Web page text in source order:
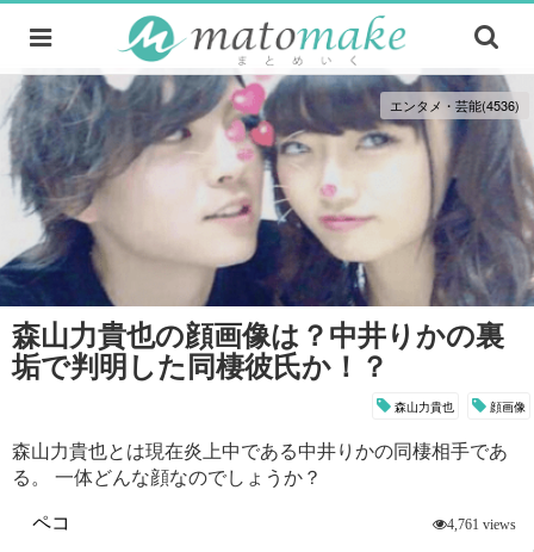
エンタメ・芸能(4536)
森山力貴也の顔画像は？中井りかの裏
垢で判明した同棲彼氏か！？
森山力貴也 顔画像
森山力貴也とは現在炎上中である中井りかの同棲相手であ
る。 一体どんな顔なのでしょうか？
ペコ
4,761 views